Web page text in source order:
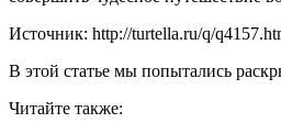
Источник: http://turtella.ru/q/
В этой статье мы попытались
Читайте также: